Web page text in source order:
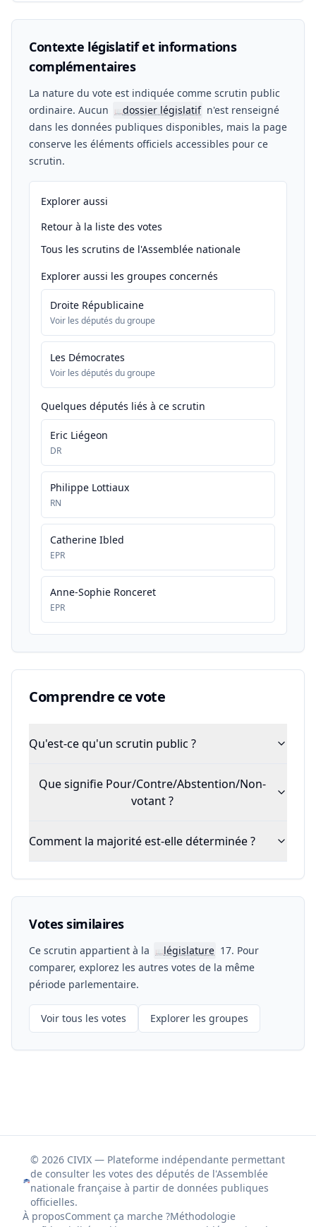
Contexte législatif et informations
complémentaires
La nature du vote est indiquée comme scrutin public
ordinaire. Aucun
📖dossier législatif n'est renseigné
dans les données publiques disponibles, mais la page
conserve les éléments officiels accessibles pour ce
scrutin.
Explorer aussi
Retour à la liste des votes
Tous les scrutins de l'Assemblée nationale
Explorer aussi les groupes concernés
Droite Républicaine
Voir les députés du groupe
Les Démocrates
Voir les députés du groupe
Quelques députés liés à ce scrutin
Eric Liégeon
DR
Philippe Lottiaux
RN
Catherine Ibled
EPR
Anne-Sophie Ronceret
EPR
Comprendre ce vote
Qu'est-ce qu'un scrutin public ?
Que signifie Pour/Contre/Abstention/Non-
votant ?
Comment la majorité est-elle déterminée ?
Votes similaires
Ce scrutin appartient à la 📖législature 17. Pour
comparer, explorez les autres votes de la même
période parlementaire.
Voir tous les votes Explorer les groupes
© 2026 CIVIX — Plateforme indépendante permettant
de consulter les votes des députés de l'Assemblée
nationale française à partir de données publiques
officielles.
À proposComment ça marche ?Méthodologie